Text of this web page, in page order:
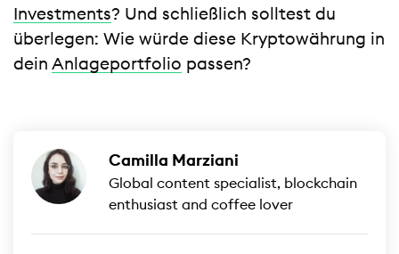
Investments? Und schließlich solltest du
überlegen: Wie würde diese Kryptowährung in
dein Anlageportfolio passen?
Camilla Marziani
Global content specialist, blockchain
enthusiast and coffee lover